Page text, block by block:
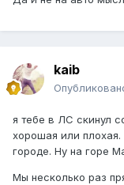
kaib
я тебе в ЛС скинул
хорошая или
городе. Ну на горе
Мы несколько раз